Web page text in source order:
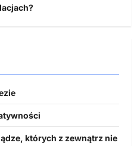
których z zewnątrz nie